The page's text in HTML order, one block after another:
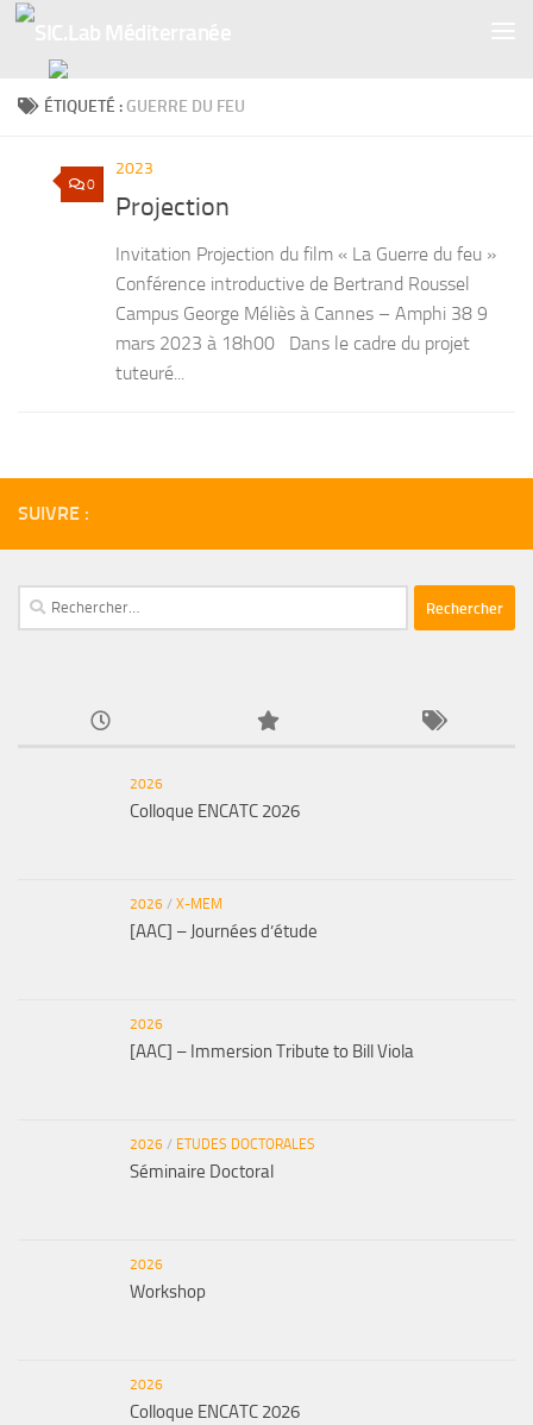
ÉTIQUETÉ : GUERRE DU FEU
0
2023
Projection
Invitation Projection du film « La Guerre du feu »
Conférence introductive de Bertrand Roussel
Campus George Méliès à Cannes – Amphi 38 9
mars 2023 à 18h00 Dans le cadre du projet
tuteuré...
SUIVRE :
Rechercher :
2026
Colloque ENCATC 2026
2026 / X-MEM
[AAC] – Journées d’étude
2026
[AAC] – Immersion Tribute to Bill Viola
2026 / ETUDES DOCTORALES
Séminaire Doctoral
2026
Workshop
2026
Colloque ENCATC 2026